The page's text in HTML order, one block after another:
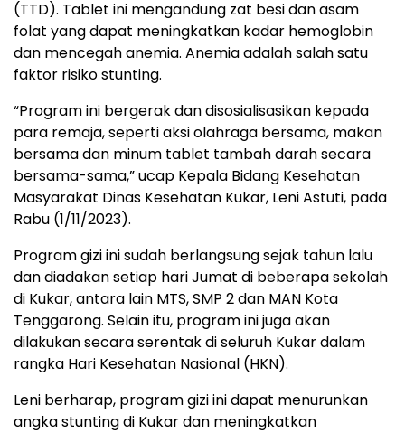
(TTD). Tablet ini mengandung zat besi dan asam
folat yang dapat meningkatkan kadar hemoglobin
dan mencegah anemia. Anemia adalah salah satu
faktor risiko stunting.
“Program ini bergerak dan disosialisasikan kepada
para remaja, seperti aksi olahraga bersama, makan
bersama dan minum tablet tambah darah secara
bersama-sama,” ucap Kepala Bidang Kesehatan
Masyarakat Dinas Kesehatan Kukar, Leni Astuti, pada
Rabu (1/11/2023).
Program gizi ini sudah berlangsung sejak tahun lalu
dan diadakan setiap hari Jumat di beberapa sekolah
di Kukar, antara lain MTS, SMP 2 dan MAN Kota
Tenggarong. Selain itu, program ini juga akan
dilakukan secara serentak di seluruh Kukar dalam
rangka Hari Kesehatan Nasional (HKN).
Leni berharap, program gizi ini dapat menurunkan
angka stunting di Kukar dan meningkatkan